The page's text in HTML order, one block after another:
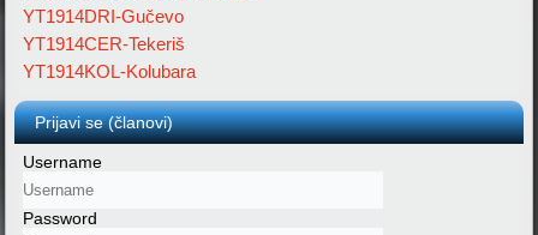
YT1914DRI-Gučevo
YT1914CER-Tekeriš
YT1914KOL-Kolubara
Prijavi se (članovi)
Username
Password